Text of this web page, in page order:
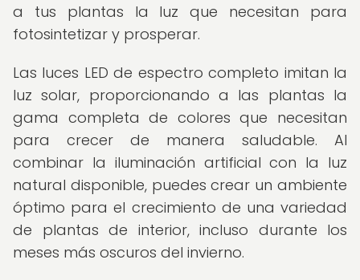
a tus plantas la luz que necesitan para
fotosintetizar y prosperar.
Las luces LED de espectro completo imitan la
luz solar, proporcionando a las plantas la
gama completa de colores que necesitan
para crecer de manera saludable. Al
combinar la iluminación artificial con la luz
natural disponible, puedes crear un ambiente
óptimo para el crecimiento de una variedad
de plantas de interior, incluso durante los
meses más oscuros del invierno.